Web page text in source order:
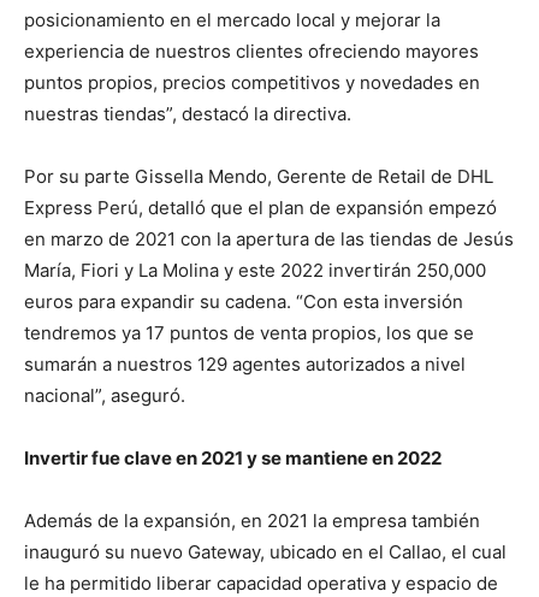
posicionamiento en el mercado local y mejorar la
experiencia de nuestros clientes ofreciendo mayores
puntos propios, precios competitivos y novedades en
nuestras tiendas”, destacó la directiva.
Por su parte Gissella Mendo, Gerente de Retail de DHL
Express Perú, detalló que el plan de expansión empezó
en marzo de 2021 con la apertura de las tiendas de Jesús
María, Fiori y La Molina y este 2022 invertirán 250,000
euros para expandir su cadena. “Con esta inversión
tendremos ya 17 puntos de venta propios, los que se
sumarán a nuestros 129 agentes autorizados a nivel
nacional”, aseguró.
Invertir fue clave en 2021 y se mantiene en 2022
Además de la expansión, en 2021 la empresa también
inauguró su nuevo Gateway, ubicado en el Callao, el cual
le ha permitido liberar capacidad operativa y espacio de